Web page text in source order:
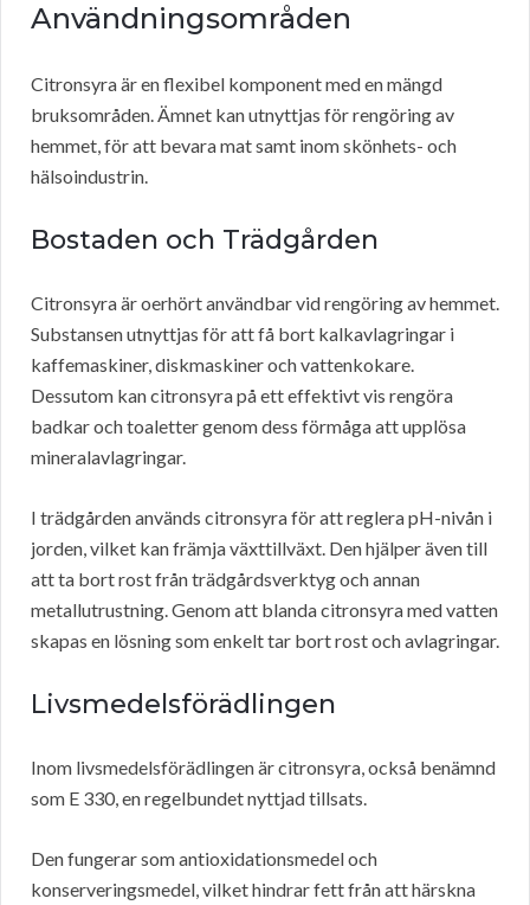
Användningsområden
Citronsyra är en flexibel komponent med en mängd
bruksområden. Ämnet kan utnyttjas för rengöring av
hemmet, för att bevara mat samt inom skönhets- och
hälsoindustrin.
Bostaden och Trädgården
Citronsyra är oerhört användbar vid rengöring av hemmet.
Substansen utnyttjas för att få bort kalkavlagringar i
kaffemaskiner, diskmaskiner och vattenkokare.
Dessutom kan citronsyra på ett effektivt vis rengöra
badkar och toaletter genom dess förmåga att upplösa
mineralavlagringar.
I trädgården används citronsyra för att reglera pH-nivån i
jorden, vilket kan främja växttillväxt. Den hjälper även till
att ta bort rost från trädgårdsverktyg och annan
metallutrustning. Genom att blanda citronsyra med vatten
skapas en lösning som enkelt tar bort rost och avlagringar.
Livsmedelsförädlingen
Inom livsmedelsförädlingen är citronsyra, också benämnd
som E 330, en regelbundet nyttjad tillsats.
Den fungerar som antioxidationsmedel och
konserveringsmedel, vilket hindrar fett från att härskna